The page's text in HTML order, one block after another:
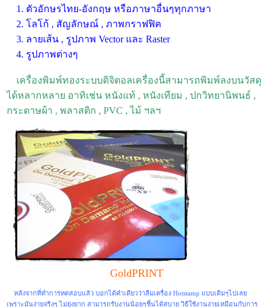
1. ตัวอักษรไทย-อังกฤษ หรือภาษาอื่นๆทุกภาษา
2. โลโก้ , สัญลักษณ์ , ภาพกราฟฟิค
3. ลายเส้น , รูปภาพ Vector และ Raster
4. รูปภาพต่างๆ
เครื่องพิมพ์ทองระบบดิจิตอลเครื่องนี้สามารถพิมพ์ลงบนวัสดุ
ได้หลากหลาย อาทิเช่น หนังแท้ , หนังเทียม , ปกวิทยานิพนธ์ ,
กระดาษผ้า , พลาสติก , PVC , ไม้ ฯลฯ
GoldPRINT
หลังจากที่ทำการทดสอบแล้ว บอกได้คำเดียวว่าลืมเครื่อง Hotstamp แบบเดิมๆไปเลย
เพราะมันง่ายจริงๆ ไม่ยุ่งยาก สามารถรับงานน้อยๆชิ้นได้สบาย วิธีใช้งานง่ายเหมือนกับการ